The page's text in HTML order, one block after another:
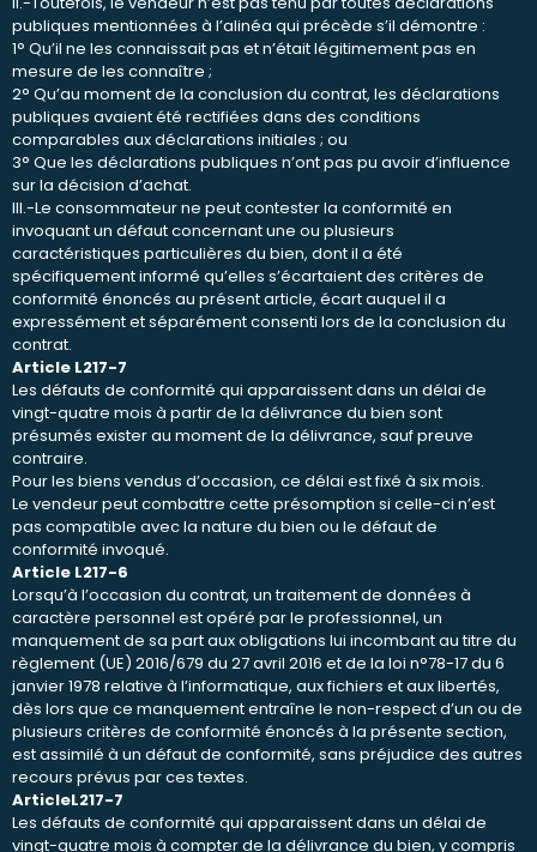
publiques mentionnées à l’alinéa qui précède s’il démontre :
1° Qu’il ne les connaissait pas et n’était légitimement pas en
mesure de les connaître ;
2° Qu’au moment de la conclusion du contrat, les déclarations
publiques avaient été rectifiées dans des conditions
comparables aux déclarations initiales ; ou
3° Que les déclarations publiques n’ont pas pu avoir d’influence
sur la décision d’achat.
III.-Le consommateur ne peut contester la conformité en
invoquant un défaut concernant une ou plusieurs
caractéristiques particulières du bien, dont il a été
spécifiquement informé qu’elles s’écartaient des critères de
conformité énoncés au présent article, écart auquel il a
expressément et séparément consenti lors de la conclusion du
contrat.
Article L217-7
Les défauts de conformité qui apparaissent dans un délai de
vingt-quatre mois à partir de la délivrance du bien sont
présumés exister au moment de la délivrance, sauf preuve
contraire.
Pour les biens vendus d’occasion, ce délai est fixé à six mois.
Le vendeur peut combattre cette présomption si celle-ci n’est
pas compatible avec la nature du bien ou le défaut de
conformité invoqué.
Article L217-6
Lorsqu’à l’occasion du contrat, un traitement de données à
caractère personnel est opéré par le professionnel, un
manquement de sa part aux obligations lui incombant au titre du
règlement (UE) 2016/679 du 27 avril 2016 et de la loi n°78-17 du 6
janvier 1978 relative à l’informatique, aux fichiers et aux libertés,
dès lors que ce manquement entraîne le non-respect d’un ou de
plusieurs critères de conformité énoncés à la présente section,
est assimilé à un défaut de conformité, sans préjudice des autres
recours prévus par ces textes.
ArticleL217-7
Les défauts de conformité qui apparaissent dans un délai de
vingt-quatre mois à compter de la délivrance du bien, y compris